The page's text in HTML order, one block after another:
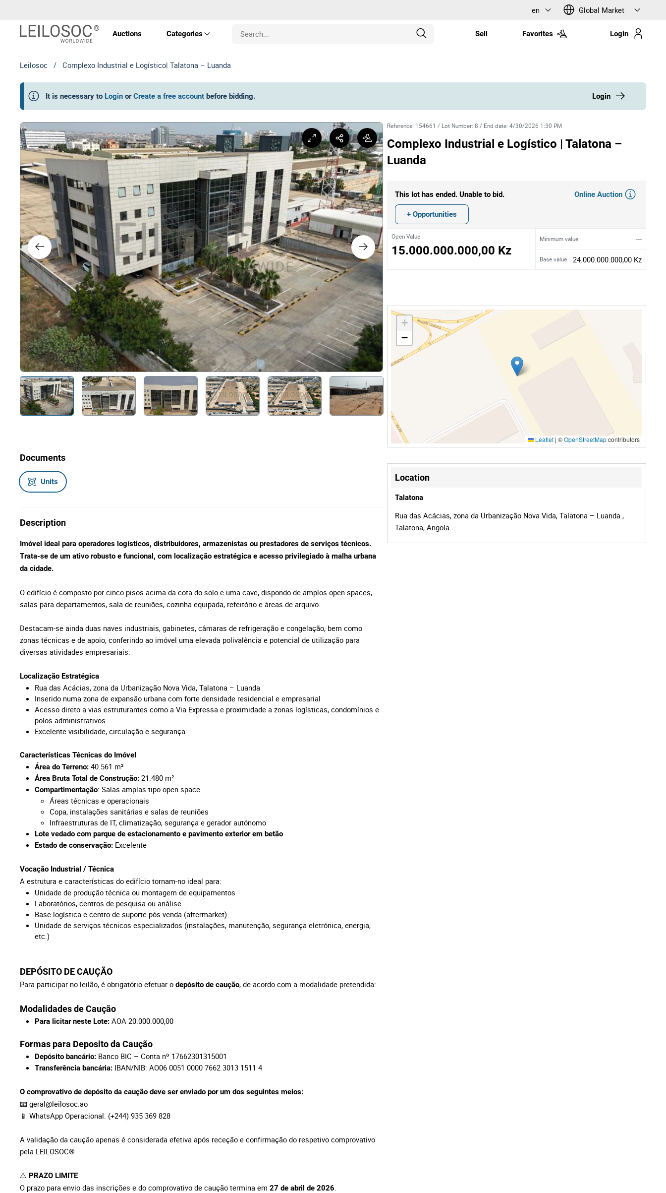
en Global Market
Auctions Categories
Real Estate
Vehicles
Equipment
Machines
Art and Collectibles
Rights
Technology
Furniture and Decoration
Nautical
Others
Sell Favorites Login
Leilosoc / Complexo Industrial e Logístico| Talatona – Luanda
It is necessary to Login or Create a free account before bidding. Login
Documents
Units
Description
Imóvel ideal para operadores logísticos, distribuidores, armazenistas ou prestadores de serviços técnicos.
Trata-se de um ativo robusto e funcional, com localização estratégica e acesso privilegiado à malha urbana
da cidade.
O edifício é composto por cinco pisos acima da cota do solo e uma cave, dispondo de amplos open spaces,
salas para departamentos, sala de reuniões, cozinha equipada, refeitório e áreas de arquivo.
Destacam-se ainda duas naves industriais, gabinetes, câmaras de refrigeração e congelação, bem como
zonas técnicas e de apoio, conferindo ao imóvel uma elevada polivalência e potencial de utilização para
diversas atividades empresariais.
Localização Estratégica
Rua das Acácias, zona da Urbanização Nova Vida, Talatona – Luanda
Inserido numa zona de expansão urbana com forte densidade residencial e empresarial
Acesso direto a vias estruturantes como a Via Expressa e proximidade a zonas logísticas, condomínios e
polos administrativos
Excelente visibilidade, circulação e segurança
Características Técnicas do Imóvel
Área do Terreno: 40.561 m²
Área Bruta Total de Construção: 21.480 m²
Compartimentação: Salas amplas tipo open space
Áreas técnicas e operacionais
Copa, instalações sanitárias e salas de reuniões
Infraestruturas de IT, climatização, segurança e gerador autónomo
Lote vedado com parque de estacionamento e pavimento exterior em betão
Estado de conservação: Excelente
Vocação Industrial / Técnica
A estrutura e características do edifício tornam-no ideal para:
Unidade de produção técnica ou montagem de equipamentos
Laboratórios, centros de pesquisa ou análise
Base logística e centro de suporte pós-venda (aftermarket)
Unidade de serviços técnicos especializados (instalações, manutenção, segurança eletrónica, energia,
etc.)
DEPÓSITO DE CAUÇÃO
Para participar no leilão, é obrigatório efetuar o depósito de caução, de acordo com a modalidade pretendida:
Modalidades de Caução
Para licitar neste Lote: AOA 20.000.000,00
Formas para Deposito da Caução
Depósito bancário: Banco BIC – Conta nº 17662301315001
Transferência bancária: IBAN/NIB: AO06 0051 0000 7662 3013 1511 4
O comprovativo de depósito da caução deve ser enviado por um dos seguintes meios:
📧 geral@leilosoc.ao
📱 WhatsApp Operacional: (+244) 935 369 828
A validação da caução apenas é considerada efetiva após receção e confirmação do respetivo comprovativo
pela LEILOSOC®
⚠️ PRAZO LIMITE
O prazo para envio das inscrições e do comprovativo de caução termina em 27 de abril de 2026.
Reference: 154661 / Lot Number:8 / End date:4/30/2026 1:30 PM
Complexo Industrial e Logístico | Talatona –
Luanda
This lot has ended. Unable to bid. Online Auction
+ Opportunities
Open Value
15.000.000.000,00 Kz
Minimum value ---
Base value 24.000.000.000,00 Kz
+
−
Leaflet | ©OpenStreetMapcontributors
Location
Talatona
Rua das Acácias, zona da Urbanização Nova Vida, Talatona – Luanda ,
Talatona, Angola